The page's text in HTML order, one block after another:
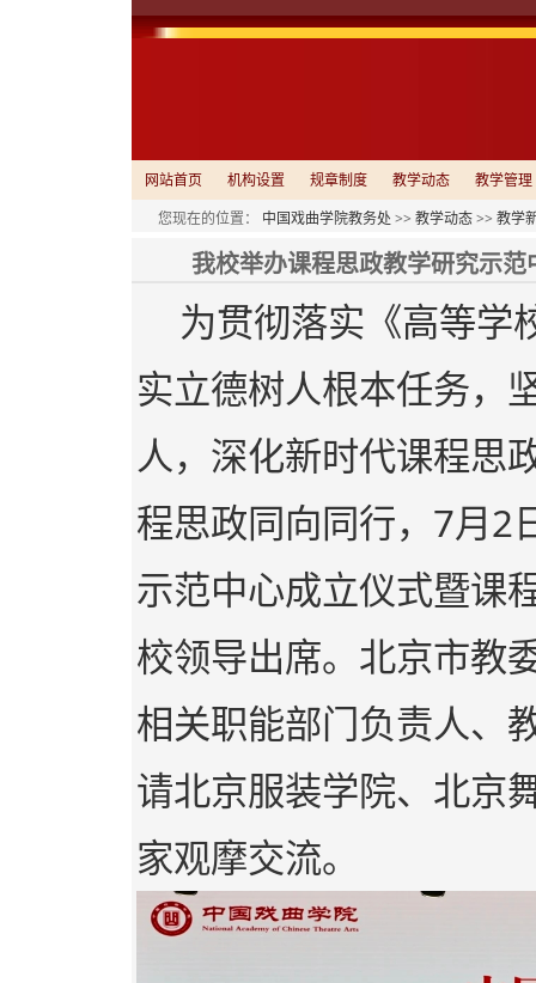
网站首页 机构设置 规章制度 教学动态
教学管理
您现在的位置： 中国戏曲学院教务处 >> 教学动态>> 教学
我校举办课程思政教学研究示
为贯彻落实《高等学
实立德树人根本任务，
人，深化新时代课程思
程思政同向同行，7月2
示范中心成立仪式暨课
校领导出席。北京市教
相关职能部门负责人、
请北京服装学院、北京
家观摩交流。